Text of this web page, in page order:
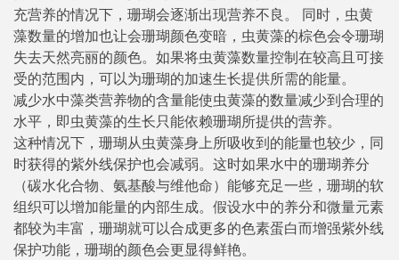
充营养的情况下，珊瑚会逐渐出现营养不良。 同时，虫黄
藻数量的增加也让会珊瑚颜色变暗，虫黄藻的棕色会令珊瑚
失去天然亮丽的颜色。如果将虫黄藻数量控制在较高且可接
受的范围内，可以为珊瑚的加速生长提供所需的能量。
减少水中藻类营养物的含量能使虫黄藻的数量减少到合理的
水平，即虫黄藻的生长只能依赖珊瑚所提供的营养。
这种情况下，珊瑚从虫黄藻身上所吸收到的能量也较少，同
时获得的紫外线保护也会减弱。这时如果水中的珊瑚养分
（碳水化合物、氨基酸与维他命）能够充足一些，珊瑚的软
组织可以增加能量的内部生成。假设水中的养分和微量元素
都较为丰富，珊瑚就可以合成更多的色素蛋白而增强紫外线
保护功能，珊瑚的颜色会更显得鲜艳。